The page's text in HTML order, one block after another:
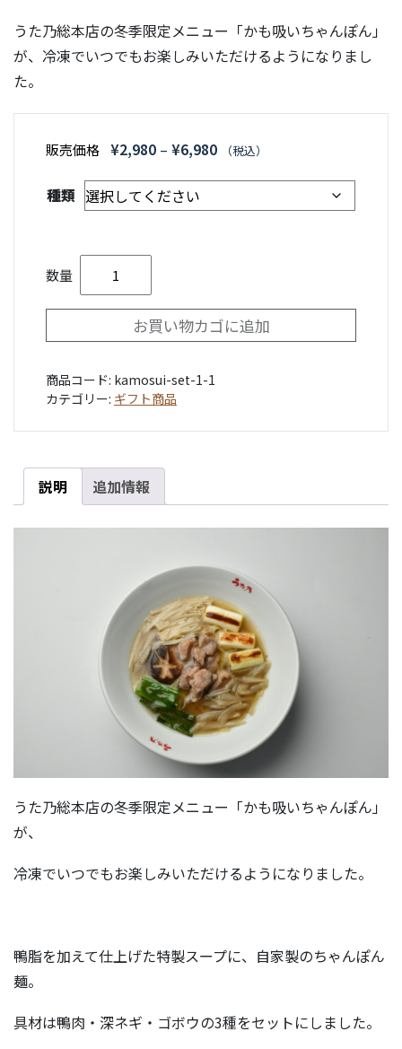
うた乃総本店の冬季限定メニュー「かも吸いちゃんぽん」
が、冷凍でいつでもお楽しみいただけるようになりまし
た。
販売価格 ¥2,980 – ¥6,980価（税込）
種類
数量
お買い物カゴに追加
商品コード: kamosui-set-1-1
カテゴリー: ギフト商品
説明 追加情報
うた乃総本店の冬季限定メニュー「かも吸いちゃんぽん」
が、
冷凍でいつでもお楽しみいただけるようになりました。
鴨脂を加えて仕上げた特製スープに、自家製のちゃんぽん
麺。
具材は鴨肉・深ネギ・ゴボウの3種をセットにしました。